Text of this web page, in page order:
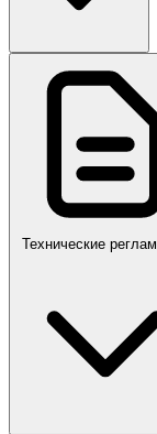
ПР,Р,ПМГ,РМГ
Технические